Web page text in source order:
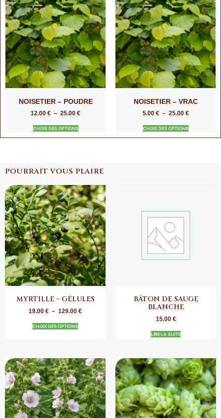
NOISETIER – POUDRE
12.00 € – 25.00 €
CHOIX DES OPTIONS
NOISETIER – VRAC
5.00 € – 25.00 €
CHOIX DES OPTIONS
POURRAIT VOUS PLAIRE
MYRTILLE – GÉLULES
19.00 € – 129.00 €
CHOIX DES OPTIONS
BÂTON DE SAUGE
BLANCHE
15.00 €
LIRE LA SUITE